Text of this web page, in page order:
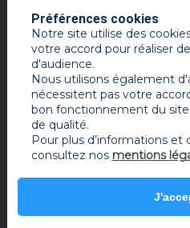
ESPACE
MON COMPTE
Préférences cookies
Notre site utilise des
votre accord pour réaliser
d'audience.
Nous utilisons également
nécessitent pas votre
bon fonctionnement du
de qualité.
Pour plus d’informations et
consultez nos mentions